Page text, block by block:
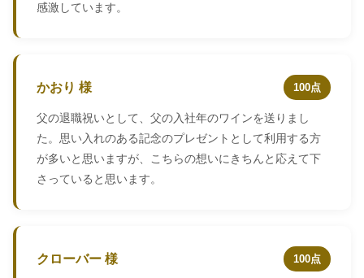
感激しています。
かおり 様 100点
父の退職祝いとして、父の入社年のワインを送りまし
た。思い入れのある記念のプレゼントとして利用する方
が多いと思いますが、こちらの想いにきちんと応えて下
さっていると思います。
クローバー 様 100点